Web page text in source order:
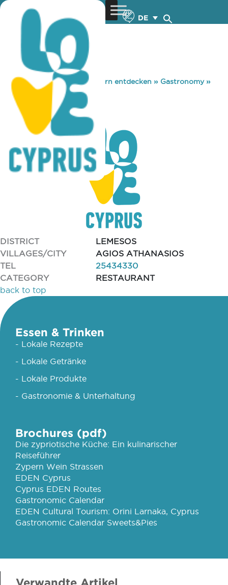
DE
You are here: Home »Zypern entdecken » Gastronomy»
ROLLIN DINER
ROLLIN DINER
DISTRICT
LEMESOS
VILLAGES/CITY
AGIOS ATHANASIOS
TEL
25434330
CATEGORY
RESTAURANT
back to top
Essen & Trinken
- Lokale Rezepte
- Lokale Getränke
- Lokale Produkte
- Gastronomie & Unterhaltung
Brochures (pdf)
Die zypriotische Küche: Ein kulinarischer
Reiseführer
Zypern Wein Strassen
EDEN Cyprus
Cyprus EDEN Routes
Gastronomic Calendar
EDEN Cultural Tourism: Orini Larnaka, Cyprus
Gastronomic Calendar Sweets&Pies
Verwandte Artikel